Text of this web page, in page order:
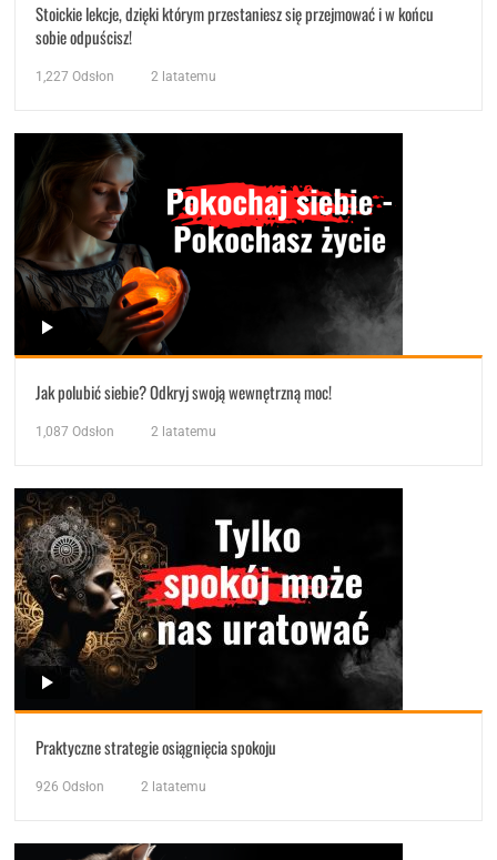
Stoickie lekcje, dzięki którym przestaniesz się przejmować i w końcu
sobie odpuścisz!
1,227 Odsłon 2 latatemu
Jak polubić siebie? Odkryj swoją wewnętrzną moc!
1,087 Odsłon 2 latatemu
Praktyczne strategie osiągnięcia spokoju
926 Odsłon 2 latatemu